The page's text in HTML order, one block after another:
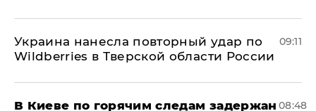
Украина нанесла повторный удар по
Wildberries в Тверской области России
09:11
В Киеве по горячим следам задержан 08:48